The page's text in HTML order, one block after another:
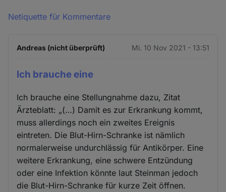
Netiquette für Kommentare
Andreas (nicht überprüft) Mi. 10 Nov 2021 - 13:51
Ich brauche eine
Ich brauche eine Stellungnahme dazu, Zitat
Ärzteblatt: „(…) Damit es zur Erkrankung kommt,
muss allerdings noch ein zweites Ereignis
eintreten. Die Blut-Hirn-Schranke ist nämlich
normalerweise undurchlässig für Antikörper. Eine
weitere Erkrankung, eine schwere Entzündung
oder eine Infektion könnte laut Steinman jedoch
die Blut-Hirn-Schranke für kurze Zeit öffnen.